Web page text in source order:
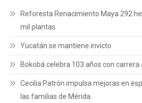
Reforesta Renacimiento Maya 292
mil plantas
Yucatán se mantiene invicto
Bokobá celebra 103 años con
Cecilia Patrón impulsa mejoras en
las familias de Mérida.